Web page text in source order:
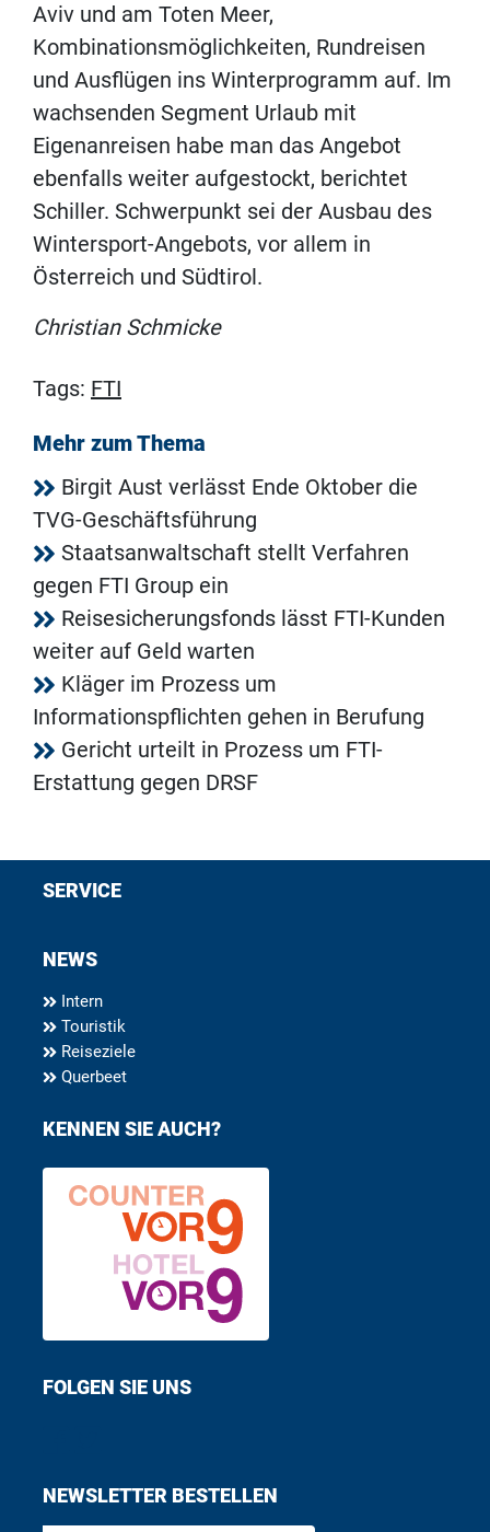
Aviv und am Toten Meer,
Kombinationsmöglichkeiten, Rundreisen
und Ausflügen ins Winterprogramm auf. Im
wachsenden Segment Urlaub mit
Eigenanreisen habe man das Angebot
ebenfalls weiter aufgestockt, berichtet
Schiller. Schwerpunkt sei der Ausbau des
Wintersport-Angebots, vor allem in
Österreich und Südtirol.
Christian Schmicke
Tags: FTI
Mehr zum Thema
Birgit Aust verlässt Ende Oktober die
TVG-Geschäftsführung
Staatsanwaltschaft stellt Verfahren
gegen FTI Group ein
Reisesicherungsfonds lässt FTI-Kunden
weiter auf Geld warten
Kläger im Prozess um
Informationspflichten gehen in Berufung
Gericht urteilt in Prozess um FTI-
Erstattung gegen DRSF
SERVICE
NEWS
Intern
Touristik
Reiseziele
Querbeet
KENNEN SIE AUCH?
FOLGEN SIE UNS
NEWSLETTER BESTELLEN